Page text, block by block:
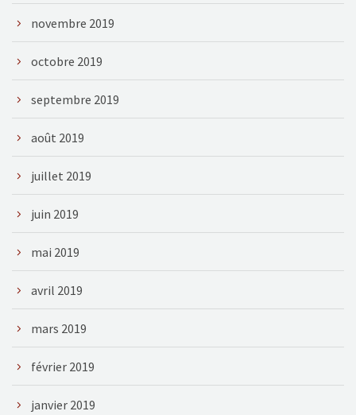
novembre 2019
octobre 2019
septembre 2019
août 2019
juillet 2019
juin 2019
mai 2019
avril 2019
mars 2019
février 2019
janvier 2019